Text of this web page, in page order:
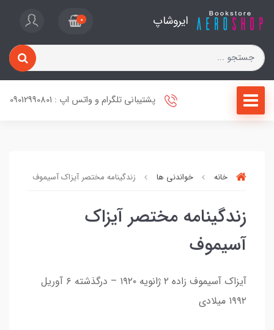
ایروشاپ 0
پشتیبانی تلگرام و واتس اپ : 09012990801
خانه خواندنی ها زندگینامه مختصر آیزاک آسیموف
زندگینامه مختصر آیزاک
آسیموف
آیزاک آسیموف زاده ۲ ژانویه ۱۹۲۰ – درگذشته ۶ آوریل
۱۹۹۲ میلادی